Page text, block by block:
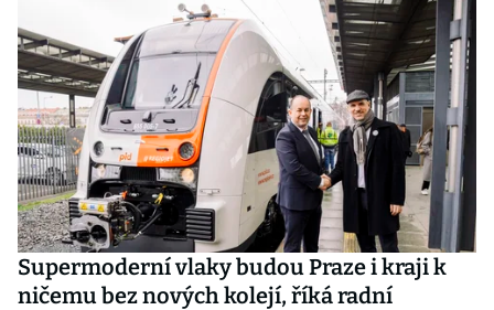
Supermoderní vlaky budou Praze i kraji k
ničemu bez nových kolejí, říká radní